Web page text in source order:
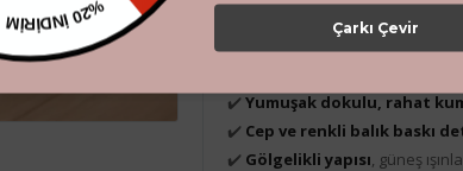
Sevimli balık baskısı ile dikkat
dokunuş katıyor. Hafif ve
✔️ Yumuşak dokulu, rahat
✔️ Cep ve renkli balık baskı
✔️ Gölgelikli yapısı, güneş
%20 İNDİRİM Çarkı Çevir